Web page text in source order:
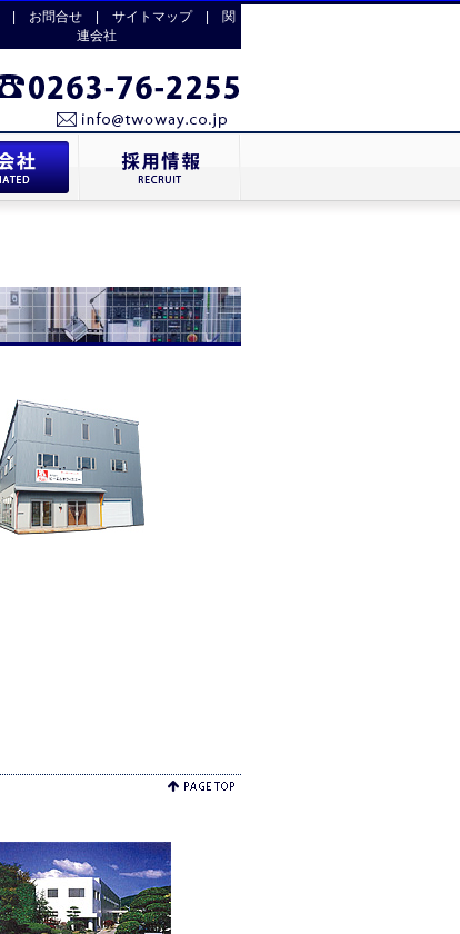
お問合せ サイトマップ| 関
連会社